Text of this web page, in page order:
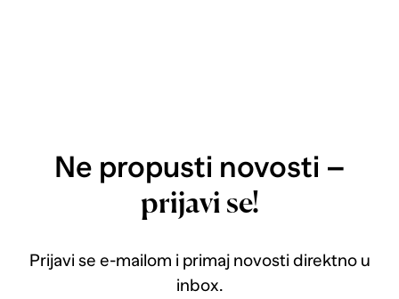
Ne propusti novosti –
prijavi se!
Prijavi se e-mailom i primaj novosti direktno u
inbox.